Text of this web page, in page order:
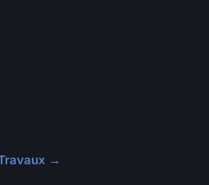
→